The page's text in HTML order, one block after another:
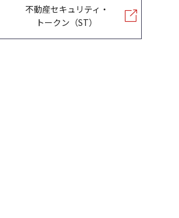
不動産セキュリティ・
トークン（ST）